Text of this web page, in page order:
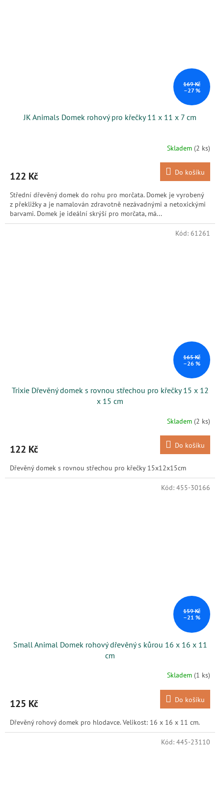
169 Kč
–27 %
JK Animals Domek rohový pro křečky 11 x 11 x 7 cm
Skladem (2 ks)
122 Kč Do košíku
Střední dřevěný domek do rohu pro morčata. Domek je vyrobený
z překližky a je namalován zdravotně nezávadnými a netoxickými
barvami. Domek je ideální skrýší pro morčata, má...
165 Kč
–26 %
Trixie Dřevěný domek s rovnou střechou pro křečky 15 x 12
x 15 cm
Skladem (2 ks)
122 Kč Do košíku
Dřevěný domek s rovnou střechou pro křečky 15x12x15cm
Kód: 61261
159 Kč
–21 %
Small Animal Domek rohový dřevěný s kůrou 16 x 16 x 11
cm
Skladem (1 ks)
125 Kč Do košíku
Dřevěný rohový domek pro hlodavce. Velikost: 16 x 16 x 11 cm.
Kód: 455-30166
Kód: 445-23110